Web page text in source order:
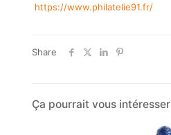
https://www.philatelie91.fr/
Share
Ça pourrait vous intéresser